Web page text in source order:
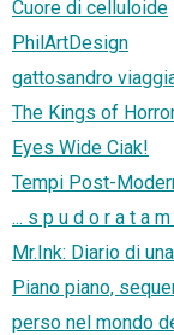
Cuore di celluloide
PhilArtDesign
gattosandro
The Kings of
Eyes Wide Ciak!
Tempi Post-
... s p u d o r a t a
Mr.Ink: Diario di
Piano piano,
perso nel mondo